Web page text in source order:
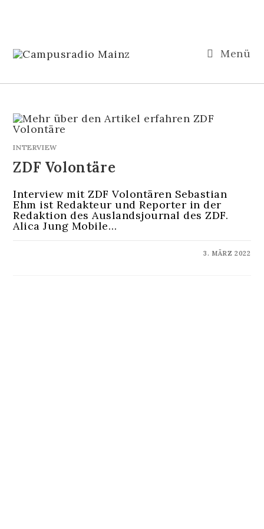
Menü
INTERVIEW
ZDF Volontäre
Interview mit ZDF Volontären Sebastian
Ehm ist Redakteur und Reporter in der
Redaktion des Auslandsjournal des ZDF.
Alica Jung Mobile…
3. MÄRZ 2022